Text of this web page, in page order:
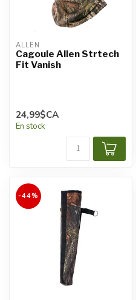
ALLEN
Cagoule Allen Strtech
Fit Vanish
24,99$CA
En stock
-44%